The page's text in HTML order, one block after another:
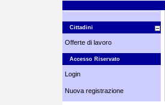
Cittadini
Offerte di lavoro
Accesso Riservato
Login
Nuova registrazione